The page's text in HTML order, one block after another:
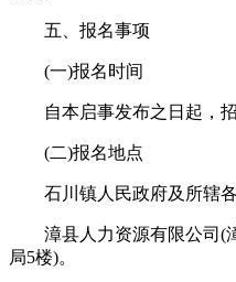
五、报名事项
(一)报名时间
自本启事发布之日起，招
(二)报名地点
石川镇人民政府及所辖各
漳县人力资源有限公司(
局5楼)。